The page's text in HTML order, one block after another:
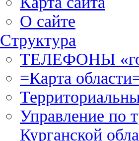
О сайте
Структура
ТЕЛЕФОНЫ
=Карта
Управление по
Курганской